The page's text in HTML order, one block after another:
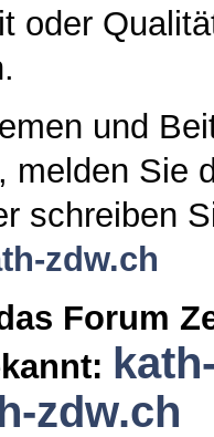
oder
und
melden Sie
schreiben
zdw.ch
Forum
zdw.ch